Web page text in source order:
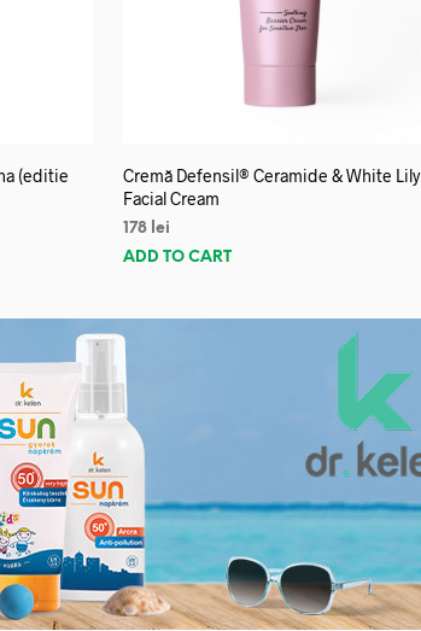
(editie
Cremă Defensil® Ceramide & White Lily
Facial Cream
178 lei
ADD TO CART